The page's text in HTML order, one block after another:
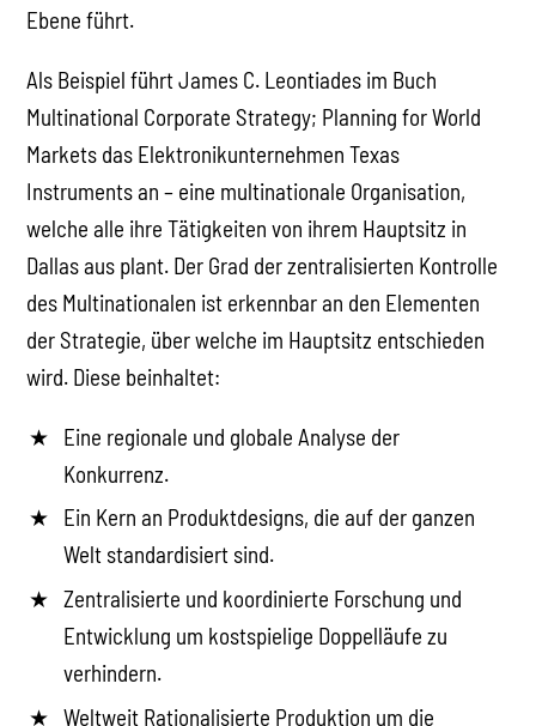
Ebene führt.
Als Beispiel führt James C. Leontiades im Buch
Multinational Corporate Strategy; Planning for World
Markets das Elektronikunternehmen Texas
Instruments an – eine multinationale Organisation,
welche alle ihre Tätigkeiten von ihrem Hauptsitz in
Dallas aus plant. Der Grad der zentralisierten Kontrolle
des Multinationalen ist erkennbar an den Elementen
der Strategie, über welche im Hauptsitz entschieden
wird. Diese beinhaltet:
Eine regionale und globale Analyse der
Konkurrenz.
Ein Kern an Produktdesigns, die auf der ganzen
Welt standardisiert sind.
Zentralisierte und koordinierte Forschung und
Entwicklung um kostspielige Doppelläufe zu
verhindern.
Weltweit Rationalisierte Produktion um die